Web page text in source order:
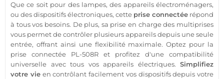
Que ce soit pour des lampes, des appareils électroménagers,
ou des dispositifs électroniques, cette prise connectée répond
à tous vos besoins. De plus, sa prise en charge des multiprises
vous permet de contrôler plusieurs appareils depuis une seule
entrée, offrant ainsi une flexibilité maximale. Optez pour la
prise connectée PL-508R et profitez d'une compatibilité
universelle avec tous vos appareils électriques. Simplifiez
votre vieen contrôlant facilement vos dispositifs depuis votre